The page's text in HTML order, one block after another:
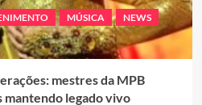
MÚSICA
NEWS
mestres da MPB
mantendo legado vivo